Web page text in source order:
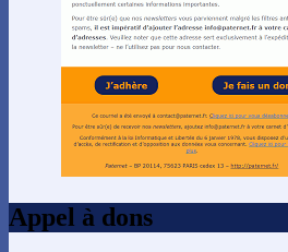
Appel à dons